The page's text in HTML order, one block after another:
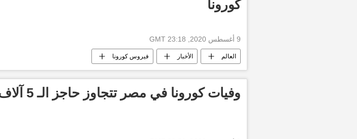
كورونا
9 أغسطس 2020, 23:18 GMT
العالم الأخبار فيروس كورونا
وفيات كورونا في مصر تتجاوز حاجز الـ 5 آلاف